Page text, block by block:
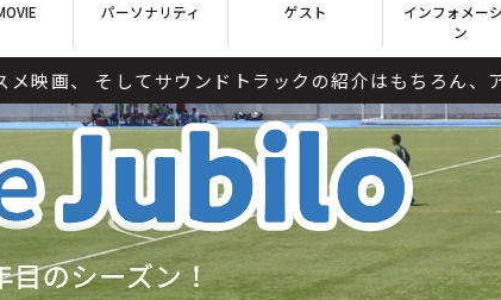
パーソナリティ ゲスト
インフォメー
ン
サウンドトラックの紹介はもちろん、アーティス